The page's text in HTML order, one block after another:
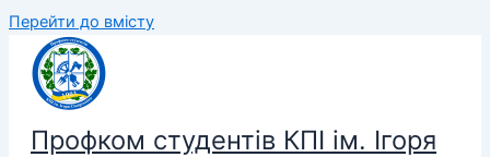
Перейти до вмісту
Профком студентів КПІ ім. Ігоря